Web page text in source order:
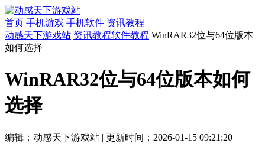
首页 手机游戏 手机软件 资讯教程
动感天下游戏站 资讯教程软件教程 WinRAR32位与64位版本
如何选择
WinRAR32位与64位版本如何
选择
编辑：动感天下游戏站 | 更新时间：2026-01-15 09:21:20